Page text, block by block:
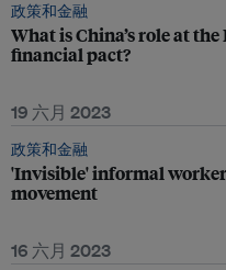
政策和金融
What is China’s role at
financial pact?
19 六月 2023
政策和金融
'Invisible' informal
movement
16 六月 2023